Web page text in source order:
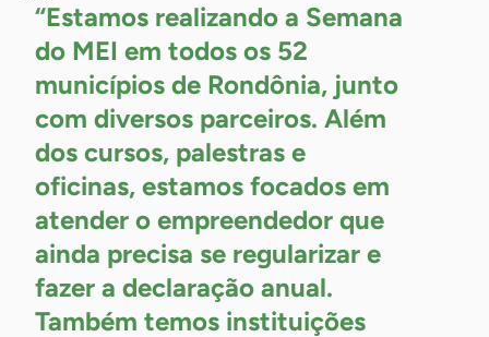
“Estamos realizando a Semana
do MEI em todos os 52
municípios de Rondônia, junto
com diversos parceiros. Além
dos cursos, palestras e
oficinas, estamos focados em
atender o empreendedor que
ainda precisa se regularizar e
fazer a declaração anual.
Também temos instituições